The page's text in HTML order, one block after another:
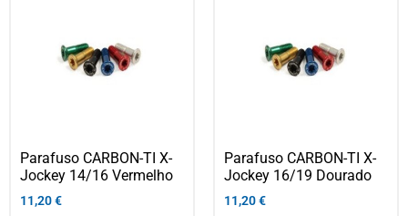
Parafuso CARBON-TI X-
Jockey 14/16 Vermelho
11,20€
Parafuso CARBON-TI X-
Jockey 16/19 Dourado
11,20€